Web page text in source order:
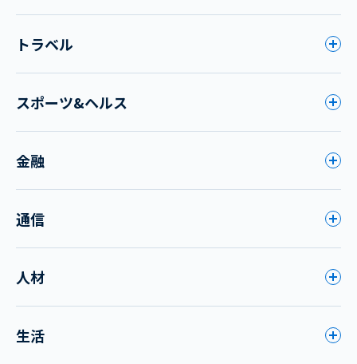
トラベル
スポーツ&ヘルス
金融
通信
人材
生活